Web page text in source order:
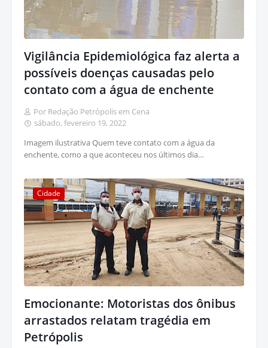
Vigilância Epidemiológica faz alerta a
possíveis doenças causadas pelo
contato com a água de enchente
Por Redação Petrópolis em Cena
sábado, fevereiro 19, 2022
Imagem ilustrativa Quem teve contato com a água da
enchente, como a que aconteceu nos últimos dia…
Cidade
Emocionante: Motoristas dos ônibus
arrastados relatam tragédia em
Petrópolis